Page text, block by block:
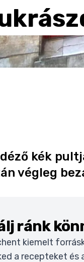
kék
végleg
ránk
kiemelt
a recepteket